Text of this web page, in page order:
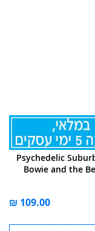
Psychedelic
Bowie and the